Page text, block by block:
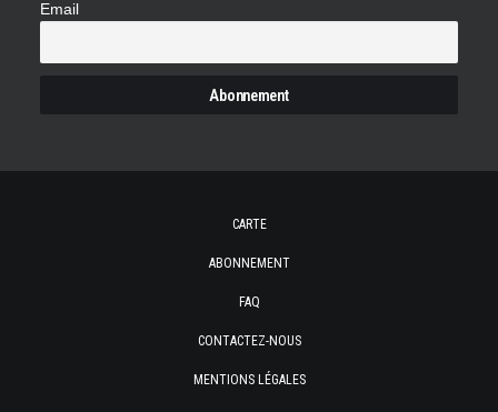
Email
CARTE
ABONNEMENT
FAQ
CONTACTEZ-NOUS
MENTIONS LÉGALES